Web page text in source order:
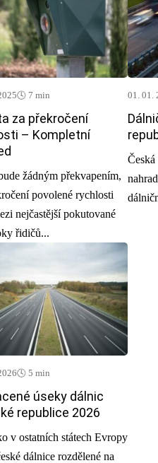
🕓 7 min
za překročení
– Kompletní
žádným překvapením,
povolené rychlosti
nejčastější pokutované
řidičů...
01. 01.
🕓 5 min
úseky dálnic
republice 2026
v ostatních státech Evropy
dálnice rozdělené na